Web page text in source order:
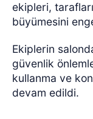
ekipleri,
büyümesini
Ekiplerin
güvenlik
kullanma ve
devam edildi.